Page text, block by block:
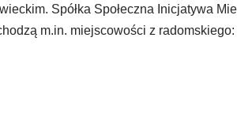
Spółka Społeczna Inicjatywa
m.in. miejscowości z